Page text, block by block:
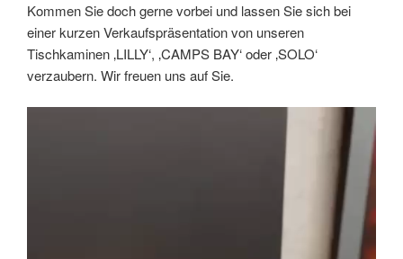
Kommen Sie doch gerne vorbei und lassen Sie sich bei
einer kurzen Verkaufspräsentation von unseren
Tischkaminen ‚LILLY‘, ‚CAMPS BAY‘ oder ‚SOLO‘
verzaubern. Wir freuen uns auf Sie.